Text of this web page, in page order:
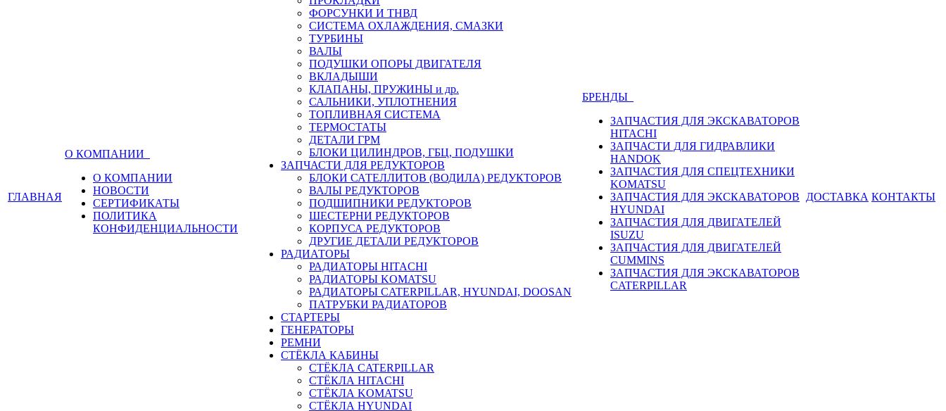
ГЛАВНАЯ
О КОМПАНИИ
О КОМПАНИИ
НОВОСТИ
СЕРТИФИКАТЫ
ПОЛИТИКА
КОНФИДЕНЦИАЛЬНОСТИ
ФОРСУНКИ И ТНВД
СИСТЕМА ОХЛАЖДЕНИЯ, СМАЗКИ
ТУРБИНЫ
ВАЛЫ
ПОДУШКИ ОПОРЫ ДВИГАТЕЛЯ
ВКЛАДЫШИ
КЛАПАНЫ, ПРУЖИНЫ и др.
САЛЬНИКИ, УПЛОТНЕНИЯ
ТОПЛИВНАЯ СИСТЕМА
ТЕРМОСТАТЫ
ДЕТАЛИ ГРМ
БЛОКИ ЦИЛИНДРОВ, ГБЦ, ПОДУШКИ
ЗАПЧАСТИ ДЛЯ РЕДУКТОРОВ
БЛОКИ САТЕЛЛИТОВ (ВОДИЛА) РЕДУКТОРОВ
ВАЛЫ РЕДУКТОРОВ
ПОДШИПНИКИ РЕДУКТОРОВ
ШЕСТЕРНИ РЕДУКТОРОВ
КОРПУСА РЕДУКТОРОВ
ДРУГИЕ ДЕТАЛИ РЕДУКТОРОВ
РАДИАТОРЫ
РАДИАТОРЫ HITACHI
РАДИАТОРЫ KOMATSU
РАДИАТОРЫ CATERPILLAR, HYUNDAI, DOOSAN
ПАТРУБКИ РАДИАТОРОВ
СТАРТЕРЫ
ГЕНЕРАТОРЫ
РЕМНИ
СТЁКЛА КАБИНЫ
СТЁКЛА CATERPILLAR
СТЁКЛА HITACHI
СТЁКЛА KOMATSU
СТЁКЛА HYUNDAI
БРЕНДЫ
ЗАПЧАСТИЯ ДЛЯ ЭКСКАВАТОРОВ
HITACHI
ЗАПЧАСТИ ДЛЯ ГИДРАВЛИКИ
HANDOK
ЗАПЧАСТИЯ ДЛЯ СПЕЦТЕХНИКИ
KOMATSU
ЗАПЧАСТИЯ ДЛЯ ЭКСКАВАТОРОВ
HYUNDAI
ЗАПЧАСТИЯ ДЛЯ ДВИГАТЕЛЕЙ
ISUZU
ЗАПЧАСТИЯ ДЛЯ ДВИГАТЕЛЕЙ
CUMMINS
ЗАПЧАСТИЯ ДЛЯ ЭКСКАВАТОРОВ
CATERPILLAR
ДОСТАВКА КОНТАКТЫ